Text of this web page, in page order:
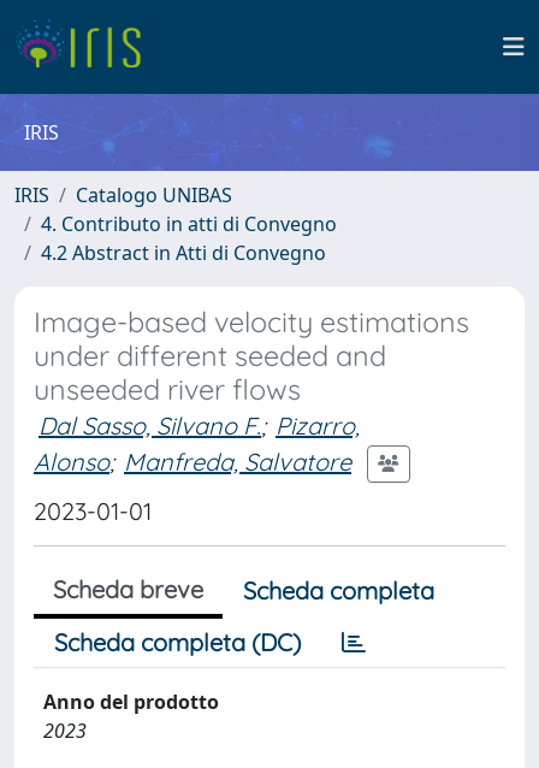
IRIS
IRIS
Catalogo UNIBAS
4. Contributo in atti di Convegno
4.2 Abstract in Atti di Convegno
Image-based velocity estimations
under different seeded and
unseeded river flows
Dal Sasso, Silvano F.; Pizarro,
Alonso; Manfreda, Salvatore
2023-01-01
Scheda breve
Scheda completa
Scheda completa (DC)
Anno del prodotto
2023